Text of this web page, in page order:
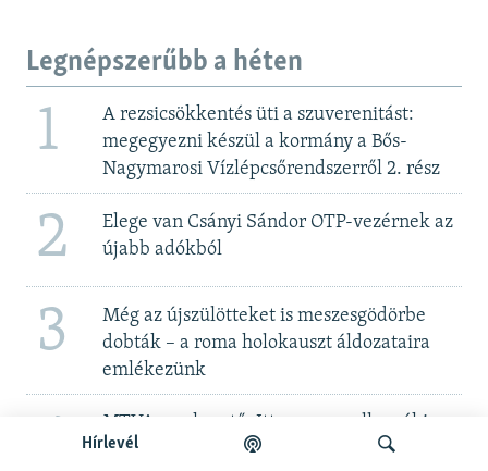
Hírlevél
Legnépszerűbb a héten
1
A rezsicsökkentés üti a szuverenitást:
megegyezni készül a kormány a Bős-
Nagymarosi Vízlépcsőrendszerről 2. rész
2
Elege van Csányi Sándor OTP-vezérnek az
újabb adókból
3
Még az újszülötteket is meszesgödörbe
dobták – a roma holokauszt áldozataira
emlékezünk
MTVA szerkesztő: Itt „nem az ellenzéki
összefogást támogatják”